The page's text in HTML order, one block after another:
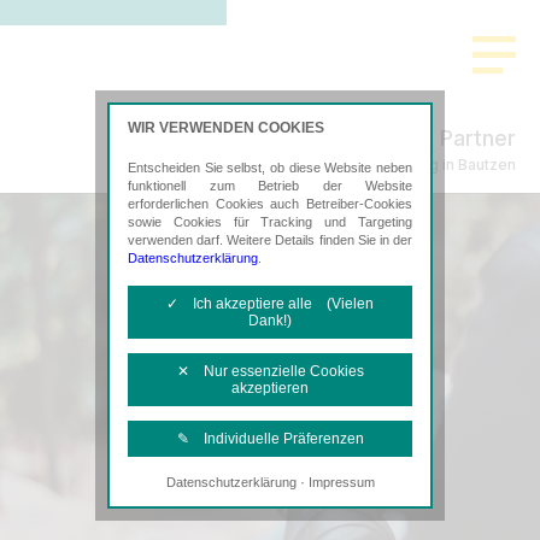
Freund & Partner
Steuerberatung in Bautzen
WIR VERWENDEN COOKIES
Entscheiden Sie selbst, ob diese Website neben
funktionell zum Betrieb der Website
erforderlichen Cookies auch Betreiber-Cookies
sowie Cookies für Tracking und Targeting
verwenden darf. Weitere Details finden Sie in der
Datenschutzerklärung
✓ Ich akzeptiere alle (Vielen
Dank!)
✕ Nur essenzielle Cookies
akzeptieren
✎ Individuelle Präferenzen
Notwendige Cookies
Diese Cookies sind erforderlich, um die
Datenschutzerklärung· Impressum